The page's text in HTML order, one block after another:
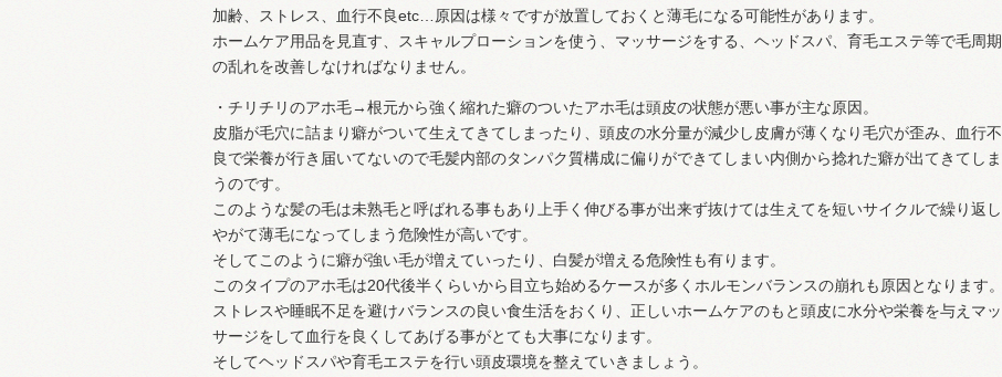
加齢、ストレス、血行不良etc…原因は様々ですが放置しておくと薄毛になる可能性があります。
ホームケア用品を見直す、スキャルプローションを使う、マッサージをする、ヘッドスパ、育毛エステ等で毛周期
の乱れを改善しなければなりません。
・チリチリのアホ毛→根元から強く縮れた癖のついたアホ毛は頭皮の状態が悪い事が主な原因。
皮脂が毛穴に詰まり癖がついて生えてきてしまったり、頭皮の水分量が減少し皮膚が薄くなり毛穴が歪み、血行不
良で栄養が行き届いてないので毛髪内部のタンパク質構成に偏りができてしまい内側から捻れた癖が出てきてしま
うのです。
このような髪の毛は未熟毛と呼ばれる事もあり上手く伸びる事が出来ず抜けては生えてを短いサイクルで繰り返し
やがて薄毛になってしまう危険性が高いです。
そしてこのように癖が強い毛が増えていったり、白髪が増える危険性も有ります。
このタイプのアホ毛は20代後半くらいから目立ち始めるケースが多くホルモンバランスの崩れも原因となります。
ストレスや睡眠不足を避けバランスの良い食生活をおくり、正しいホームケアのもと頭皮に水分や栄養を与えマッ
サージをして血行を良くしてあげる事がとても大事になります。
そしてヘッドスパや育毛エステを行い頭皮環境を整えていきましょう。